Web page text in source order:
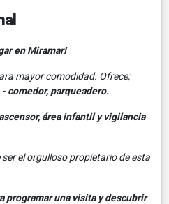
en Miramar!
mayor comodidad. Ofrece;
comedor, parqueadero.
área infantil y vigilancia
el orgulloso propietario de esta
programar una visita y descubrir